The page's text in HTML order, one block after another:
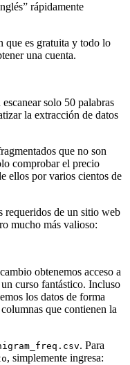
rápidamente
que es gratuita y todo lo
una cuenta.
solo 50 palabras
la extracción de datos
que no son
comprobar el precio
ellos por varios cientos de
requeridos de un sitio web
mucho más valioso:
obtenemos acceso a
curso fantástico. Incluso
los datos de forma
que contienen la
. Para
, simplemente ingresa: